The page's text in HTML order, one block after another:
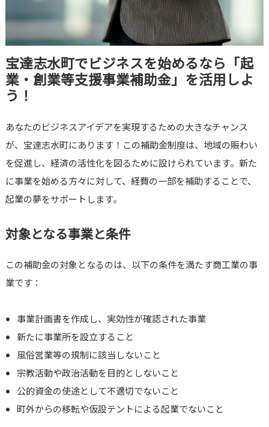
宝達志水町でビジネスを始めるなら「起
業・創業等支援事業補助金」を活用しよ
う！
あなたのビジネスアイデアを実現するための大きなチャンス
が、宝達志水町にあります！この補助金制度は、地域の賑わい
を促進し、経済の活性化を図るために設けられています。新た
に事業を始める方々に対して、経費の一部を補助することで、
起業の夢をサポートします。
対象となる事業と条件
この補助金の対象となるのは、以下の条件を満たす商工業の事
業です：
事業計画書を作成し、実効性が確認された事業
新たに事業所を設立すること
風俗営業等の規制に該当しないこと
宗教活動や政治活動を目的としないこと
公的資金の使途として不適切でないこと
町外からの移転や仮設テントによる起業でないこと